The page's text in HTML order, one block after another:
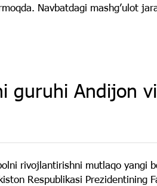
Navbatdagi mashg’ulot
guruhi Аndijon
rivojlantirishni mutlaqo yangi
Respublikasi